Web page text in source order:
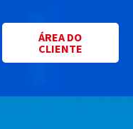
ÁREA DO
CLIENTE